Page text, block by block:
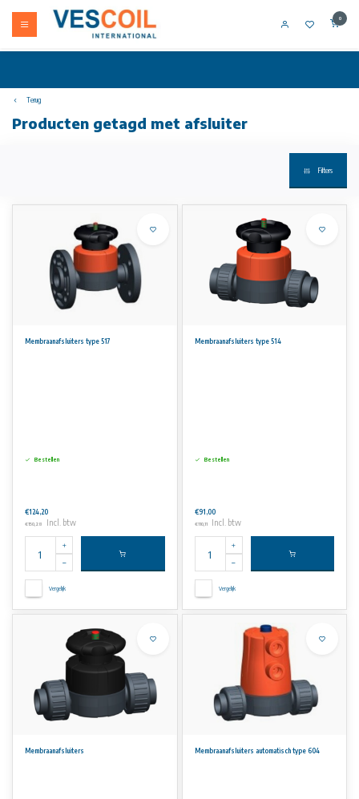
0
Terug
Producten getagd met afsluiter
Filters
Membraanafsluiters type 517
Bestellen
€124,20
€150,28 Incl. btw
Vergelijk
Membraanafsluiters type 514
Bestellen
€91,00
€110,11 Incl. btw
Vergelijk
Membraanafsluiters Membraanafsluiters automatisch type 604